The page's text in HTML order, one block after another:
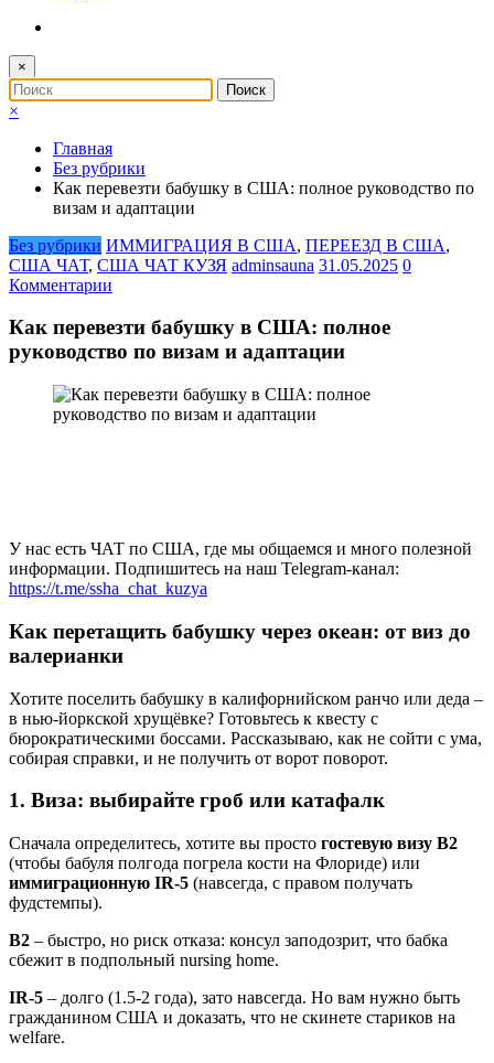
×
×
Главная
Без рубрики
Как перевезти бабушку в США: полное руководство по
визам и адаптации
Без рубрики ИММИГРАЦИЯ В США, ПЕРЕЕЗД В США,
США ЧАТ, США ЧАТ КУЗЯ adminsauna 31.05.2025 0
Комментарии
Как перевезти бабушку в США: полное
руководство по визам и адаптации
У нас есть ЧАТ по США, где мы общаемся и много полезной
информации. Подпишитесь на наш Telegram-канал:
https://t.me/ssha_chat_kuzya
Как перетащить бабушку через океан: от виз до
валерианки
Хотите поселить бабушку в калифорнийском ранчо или деда –
в нью-йоркской хрущёвке? Готовьтесь к квесту с
бюрократическими боссами. Рассказываю, как не сойти с ума,
собирая справки, и не получить от ворот поворот.
1. Виза: выбирайте гроб или катафалк
Сначала определитесь, хотите вы просто гостевую визу B2
(чтобы бабуля полгода погрела кости на Флориде) или
иммиграционную IR-5 (навсегда, с правом получать
фудстемпы).
B2 – быстро, но риск отказа: консул заподозрит, что бабка
сбежит в подпольный nursing home.
IR-5 – долго (1.5-2 года), зато навсегда. Но вам нужно быть
гражданином США и доказать, что не скинете стариков на
welfare.